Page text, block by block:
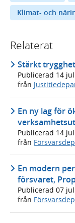
Klimat- och
Relaterat
Stärkt
Publicerad 14
från
En ny lag för
Publicerad 14
från
En modern
försvaret,
Publicerad 07
från